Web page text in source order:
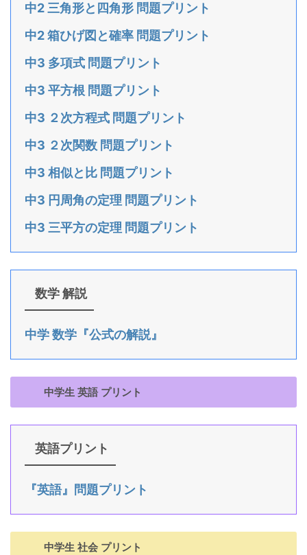
中2 三角形と四角形 問題プリント
中2 箱ひげ図と確率 問題プリント
中3 多項式 問題プリント
中3 平方根 問題プリント
中3 ２次方程式 問題プリント
中3 ２次関数 問題プリント
中3 相似と比 問題プリント
中3 円周角の定理 問題プリント
中3 三平方の定理 問題プリント
数学 解説
中学 数学『公式の解説』
中学生 英語 プリント
英語プリント
『英語』問題プリント
中学生 社会 プリント